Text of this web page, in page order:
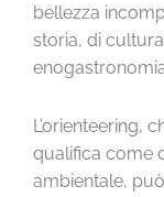
bellezza
storia, di
L’orienteering,
qualifica come
ambientale,